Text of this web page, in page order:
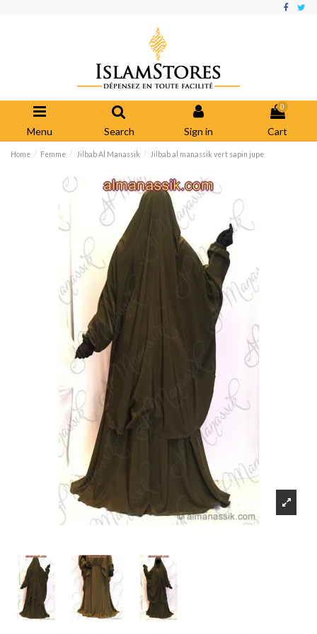
Menu Search Sign in
0
Cart
Home Femme Jilbab Al Manassik Jilbab al manassik vert sapin jupe